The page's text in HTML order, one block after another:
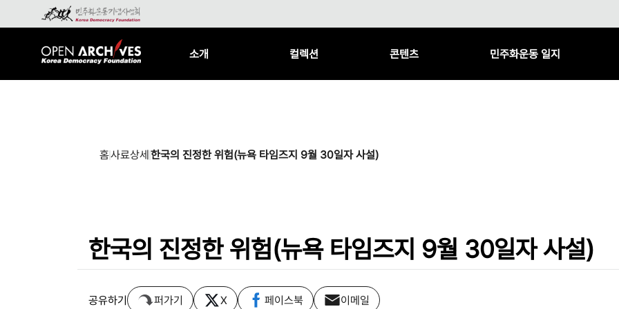
소개 컬렉션 콘텐츠 민주화운동 일지
홈사료상세한국의 진정한 위험(뉴욕 타임즈지 9월 30일자 사설)
한국의 진정한 위험(뉴욕 타임즈지 9월 30일자 사설)
공유하기 퍼가기 X 페이스북 이메일